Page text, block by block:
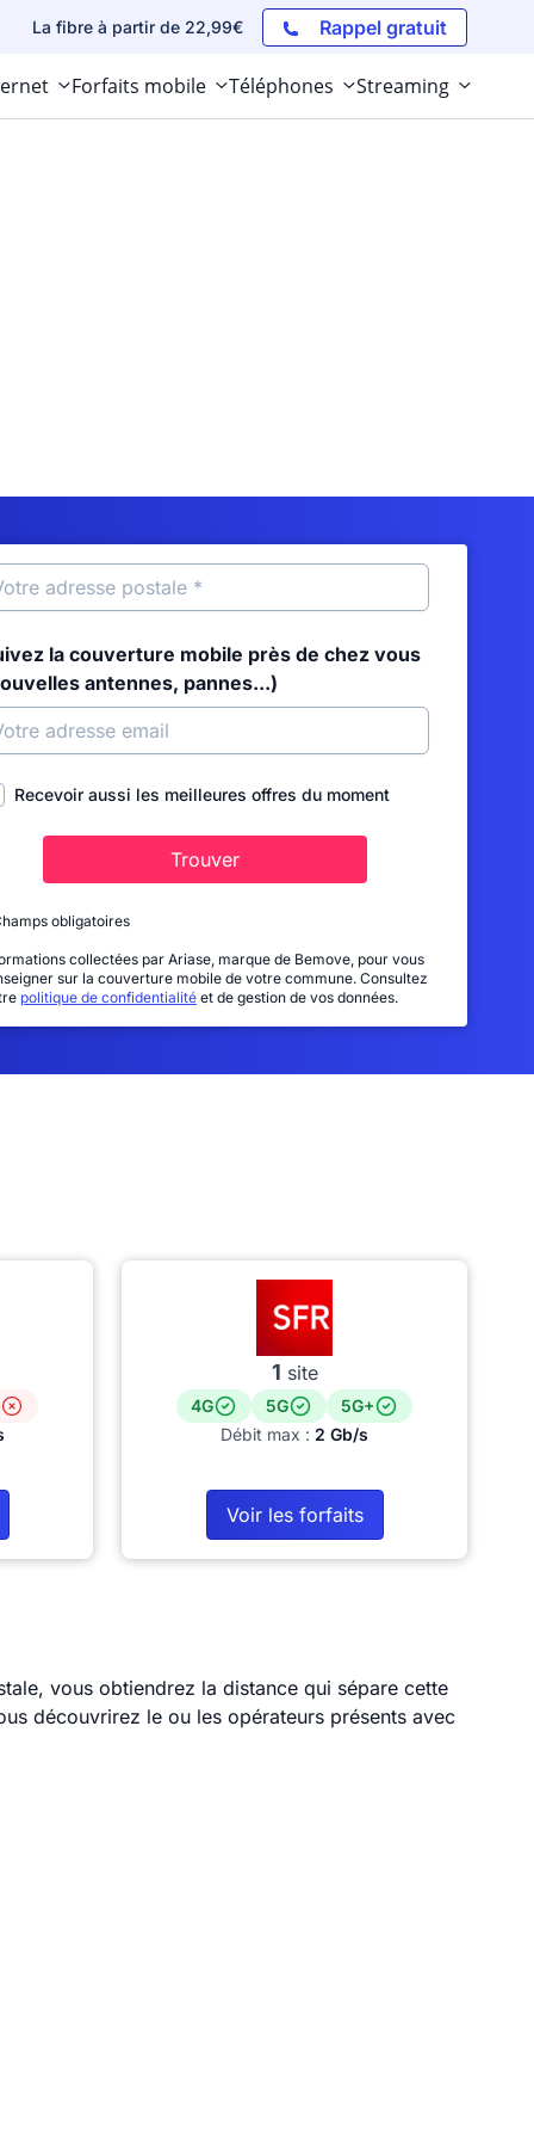
La fibre à partir de 22,99€ Rappel gratuit
Forfaits mobile Téléphones Streaming
la couverture mobile près de chez vous
antennes, pannes...)
Recevoir aussi les meilleures offres du moment
Trouver
obligatoires
collectées par Ariase, marque de Bemove, pour vous
sur la couverture mobile de votre commune. Consultez
politique de confidentialité et de gestion de vos données.
1 site
4G 5G
5G+
Débit max : 2 Gb/s
Voir les forfaits
vous obtiendrez la distance qui sépare cette
découvrirez le ou les opérateurs présents avec